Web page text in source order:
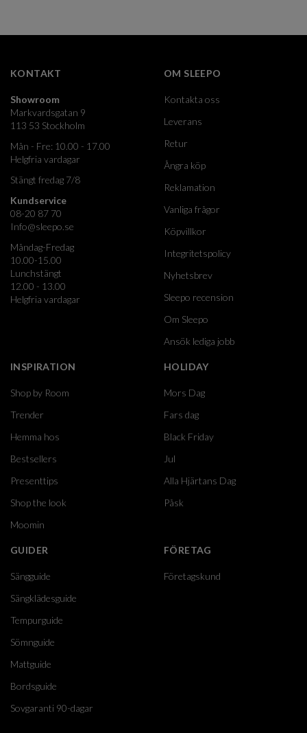
KONTAKT
Showroom
Markvardsgatan 9
113 53 Stockholm
Mån - Fre: 10.00 - 17.00
Helgfria vardagar
Stängt fredag 7/8
Kundservice
08-20 87 70
Info@sleepo.se
Måndag-Fredag
10.00-15.00
Lunchstängt
12.00 - 13.00
Helgfria vardagar
OM SLEEPO
Kontakta oss
Leverans
Retur
Ångra köp
Reklamation
Vanliga frågor
Köpvillkor
Integritetspolicy
Nyhetsbrev
Sleepo recension
Om Sleepo
Ansök lediga jobb
INSPIRATION
Shop by Room
Trender
Hemma hos
Bestsellers
Presenttips
Shop the look
Moomin
HOLIDAY
Mors Dag
Fars dag
Black Friday
Jul
Alla Hjärtans Dag
Påsk
GUIDER
Sängguide
Sängklädesguide
Tempurguide
Sömnguide
Mattguide
Bordsguide
Sovgaranti 90-dagar
FÖRETAG
Företagskund